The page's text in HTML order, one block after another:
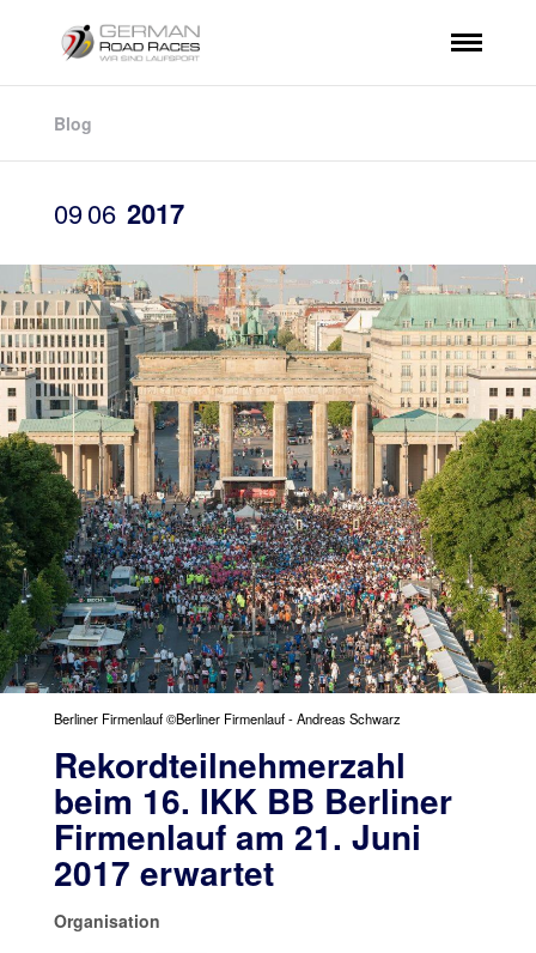
Blog
0906 2017
Berliner Firmenlauf ©Berliner Firmenlauf - Andreas Schwarz
Rekordteilnehmerzahl
beim 16. IKK BB Berliner
Firmenlauf am 21. Juni
2017 erwartet
Organisation